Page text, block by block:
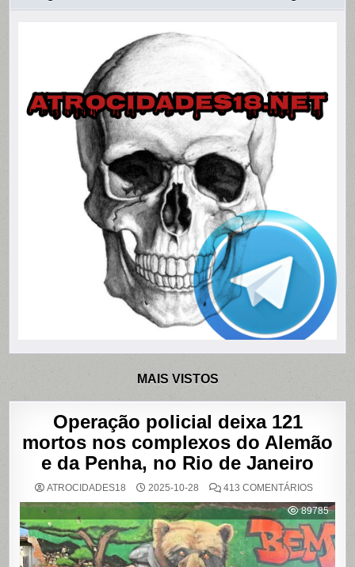
MAIS VISTOS
Operação policial deixa 121
mortos nos complexos do Alemão
e da Penha, no Rio de Janeiro
ATROCIDADES18 2025-10-28 413 COMENTÁRIOSEM
POLICIAL
DEIXA
121
MORTOS
NOS
DO
89785